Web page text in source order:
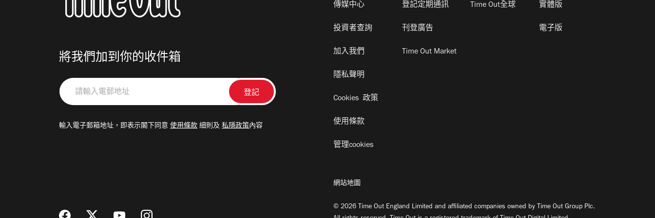
將我們加到你的收件箱
請
輸
郵
輸入電子郵箱地址，即表示閣下同意 使用條款 細則及 私隱政策內容
傳媒中心
投資者查詢
加入我們
隱私聲明
Cookies 政策
使用條款
管理cookies
登記定期通訊
刊登廣告
Time Out Market
Time Out全球 實體版
電子版
網站地圖
© 2026 Time Out England Limited and affiliated companies owned by Time Out Group Plc.